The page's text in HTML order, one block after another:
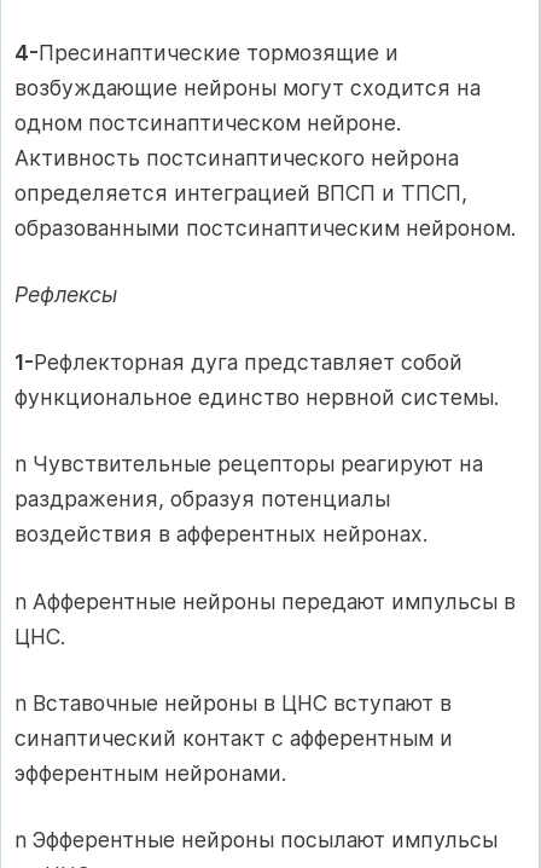
4-Пресинаптические тормозящие и
возбуждающие нейроны могут сходится на
одном постсинаптическом нейроне.
Активность постсинаптического нейрона
определяется интеграцией ВПСП и ТПСП,
образованными постсинаптическим нейроном.
Рефлексы
1-Рефлекторная дуга представляет собой
функциональное единство нервной системы.
n Чувствительные рецепторы реагируют на
раздражения, образуя потенциалы
воздействия в афферентных нейронах.
n Афферентные нейроны передают импульсы в
ЦНС.
n Вставочные нейроны в ЦНС вступают в
синаптический контакт с афферентным и
эфферентным нейронами.
n Эфферентные нейроны посылают импульсы